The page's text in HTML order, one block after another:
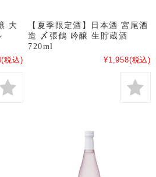
大
(税込)
【夏季限定酒】日本酒 宮尾酒
造 〆張鶴 吟醸 生貯蔵酒
720ml
¥1,958(税込)